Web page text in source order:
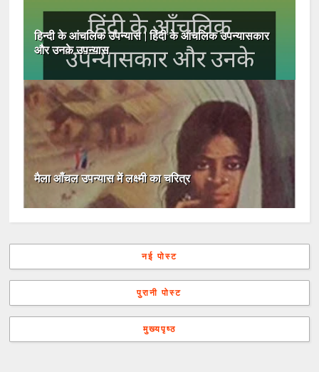
हिन्दी के आंचलिक उपन्यास | हिंदी के आंचलिक उपन्यासकार
और उनके उपन्यास
मैला आँचल उपन्यास में लक्ष्मी का चरित्र
नई पोस्ट
पुरानी पोस्ट
मुख्यपृष्ठ